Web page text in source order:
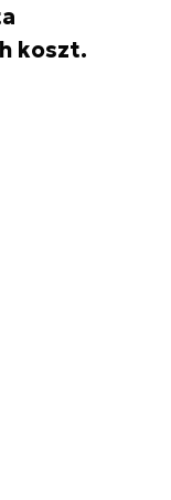
koszt.